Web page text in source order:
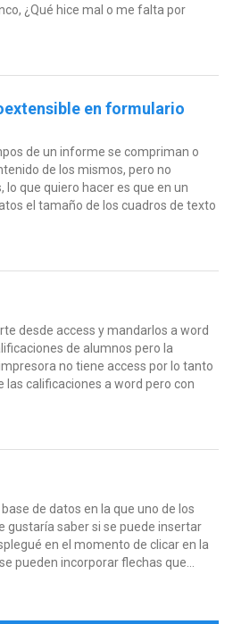
¿Qué hice mal o me falta por
en formulario
de un informe se compriman o
de los mismos, pero no
que quiero hacer es que en un
el tamaño de los cuadros de texto
desde access y mandarlos a word
de alumnos pero la
no tiene access por lo tanto
las calificaciones a word pero con
de datos en la que uno de los
gustaría saber si se puede insertar
en el momento de clicar en la
pueden incorporar flechas que...